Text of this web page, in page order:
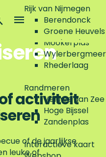
k
n
Rijk van Nijmegen
Berendonck
Groene Heuvels
Mookerplas
Wylerbergmeer
Rhederlaag
Randmeren
Veluwe aan Zee
Hoge Bijssel
Zandenplas
Interactieve kaart
in
activiteit
of de jaarlijkse
leuke of